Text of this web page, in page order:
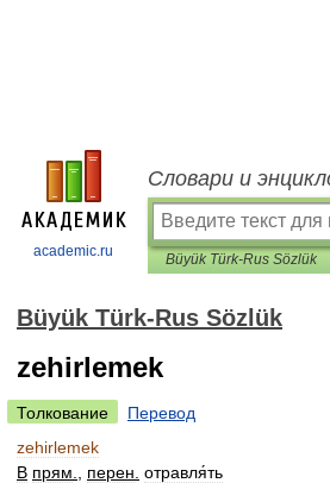
academic.ru
Словари и
Büyük Türk-Rus Sözlük
Büyük Türk-Rus Sözlük
zehirlemek
Толкование
Перевод
zehirlemek
В прям перен отравля́ть